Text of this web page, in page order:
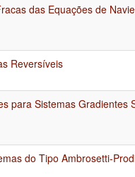
das Equações de
Reversíveis
para Sistemas Gradientes
do Tipo Ambrosetti-